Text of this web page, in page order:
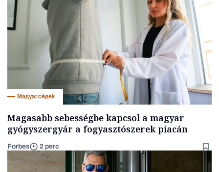
Magyar cégek
Magasabb sebességbe kapcsol a magyar
gyógyszergyár a fogyasztószerek piacán
Forbes 2 perc